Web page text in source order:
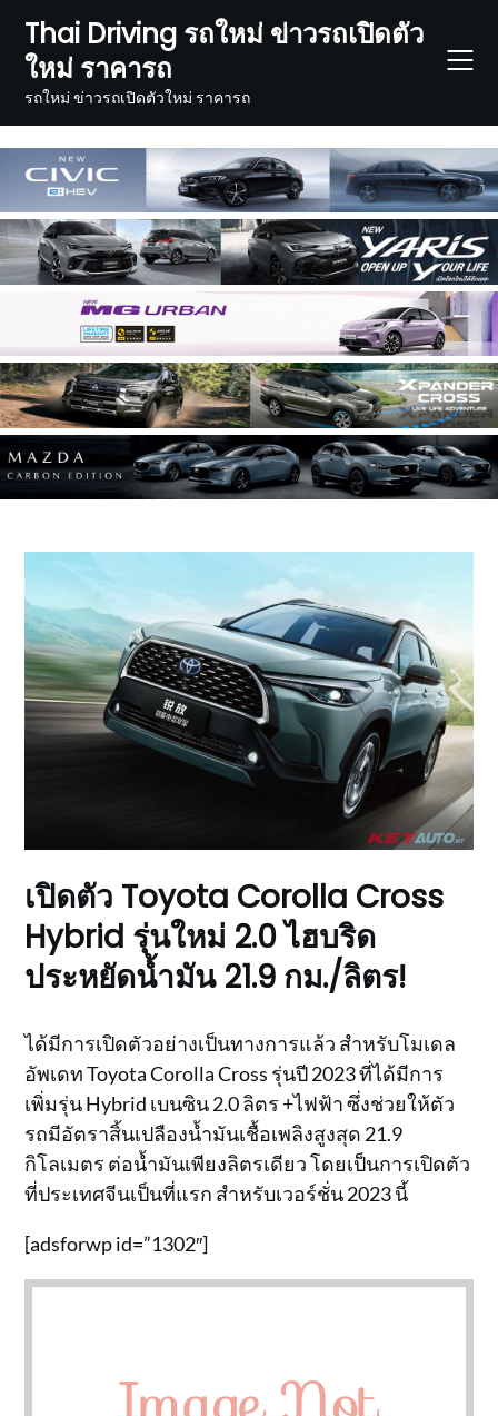
content
Thai Driving รถใหม่ ข่าวรถเปิดตัว
ใหม่ ราคารถ
รถใหม่ ข่าวรถเปิดตัวใหม่ ราคารถ
เปิดตัว Toyota Corolla Cross
Hybrid รุ่นใหม่ 2.0 ไฮบริด
ประหยัดน้ำมัน 21.9 กม./ลิตร!
ได้มีการเปิดตัวอย่างเป็นทางการแล้ว สำหรับโมเดล
อัพเดท Toyota Corolla Cross รุ่นปี 2023 ที่ได้มีการ
เพิ่มรุ่น Hybrid เบนซิน 2.0 ลิตร +ไฟฟ้า ซึ่งช่วยให้ตัว
รถมีอัตราสิ้นเปลืองน้ำมันเชื้อเพลิงสูงสุด 21.9
กิโลเมตร ต่อน้ำมันเพียงลิตรเดียว โดยเป็นการเปิดตัว
ที่ประเทศจีนเป็นที่แรก สำหรับเวอร์ชั่น 2023 นี้
[adsforwp id=”1302″]